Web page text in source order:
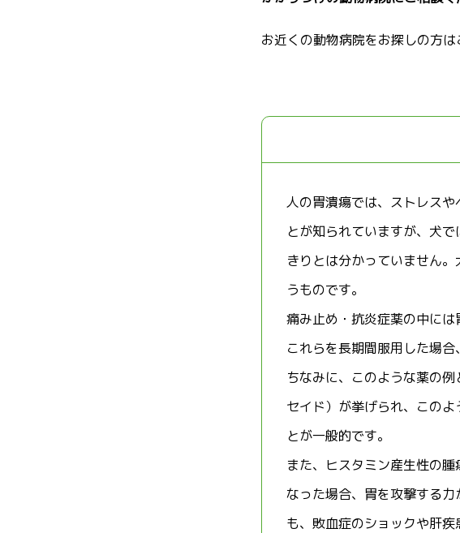
お近くの動物病院をお探しの方は
人の胃潰瘍では、ストレス
とが知られていますが、犬
きりとは分かっていません
うものです。
痛み止め・抗炎症薬の中には
これらを長期間服用した場
ちなみに、このような薬の
セイド）が挙げられ、この
とが一般的です。
また、ヒスタミン産生性の
なった場合、胃を攻撃する
も、敗血症のショックや肝疾